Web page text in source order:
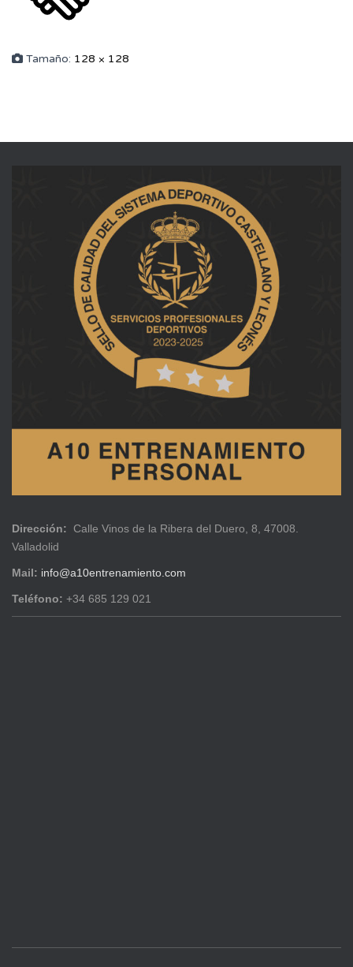
Tamaño: 128 × 128
Dirección: Calle Vinos de la Ribera del Duero, 8, 47008.
Valladolid
Mail: info@a10entrenamiento.com
Teléfono: +34 685 129 021